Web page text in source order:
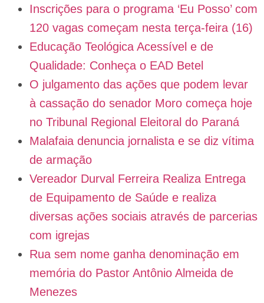
Inscrições para o programa ‘Eu Posso’ com
120 vagas começam nesta terça-feira (16)
Educação Teológica Acessível e de
Qualidade: Conheça o EAD Betel
O julgamento das ações que podem levar
à cassação do senador Moro começa hoje
no Tribunal Regional Eleitoral do Paraná
Malafaia denuncia jornalista e se diz vítima
de armação
Vereador Durval Ferreira Realiza Entrega
de Equipamento de Saúde e realiza
diversas ações sociais através de parcerias
com igrejas
Rua sem nome ganha denominação em
memória do Pastor Antônio Almeida de
Menezes